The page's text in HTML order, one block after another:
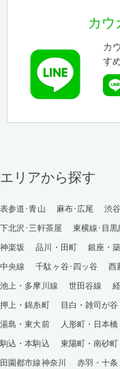
カウ
カ
す
エリアから探す
表参道･青山 麻布･広尾 渋
下北沢･三軒茶屋
東横線･目黒
神楽坂
品川・田町 銀座・
中央線
千駄ヶ谷･四ッ谷 西
池上・多摩川線
世田谷線
押上・錦糸町
目白・雑司が谷
湯島・東大前
人形町・日本橋
駒込・本駒込
東陽町・南砂町
田園都市線神奈川
赤羽・十